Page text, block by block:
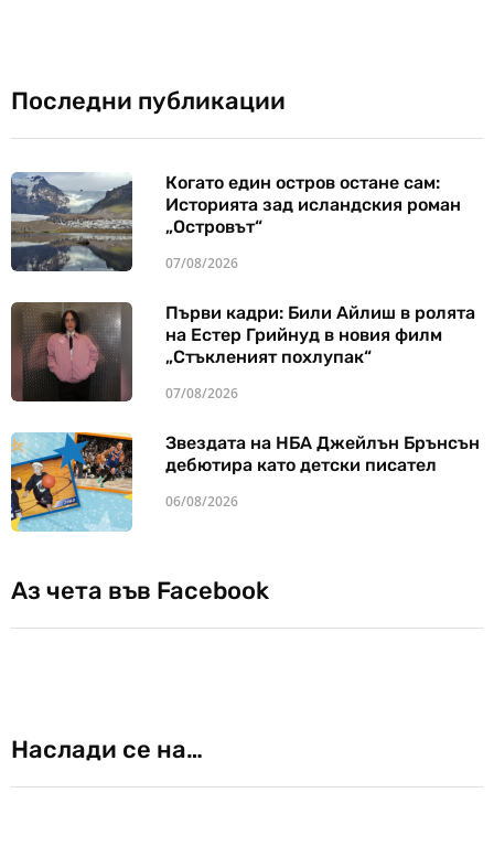
Последни публикации
Когато един остров остане сам:
Историята зад исландския роман
„Островът“
07/08/2026
Първи кадри: Били Айлиш в ролята
на Естер Грийнуд в новия филм
„Стъкленият похлупак“
07/08/2026
Звездата на НБА Джейлън Брънсън
дебютира като детски писател
06/08/2026
Аз чета във Facebook
Наслади се на…